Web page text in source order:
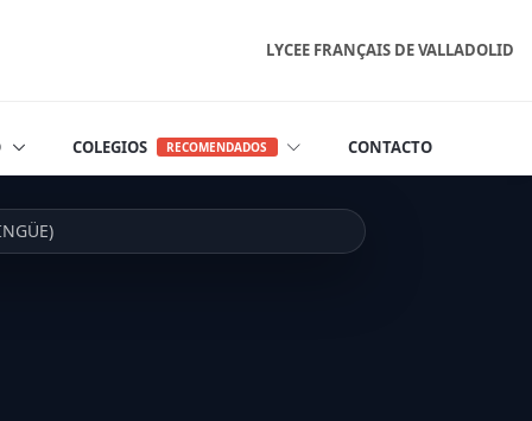
LYCEE FRANÇAIS DE VALLADOLID
COLEGIOS RECOMENDADOS CONTACTO